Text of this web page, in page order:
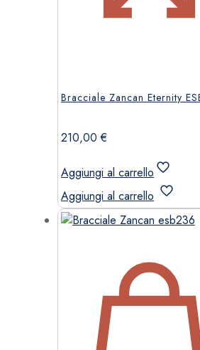
Bracciale Zancan Eternity
210,00€
Aggiungi al carrello
Aggiungi al carrello